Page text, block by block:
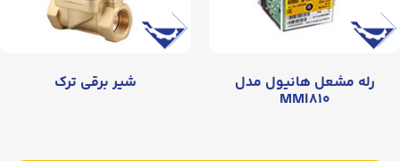
رله مشعل هانیول مدل
MMI۸۱۰
شیر برقی ترک